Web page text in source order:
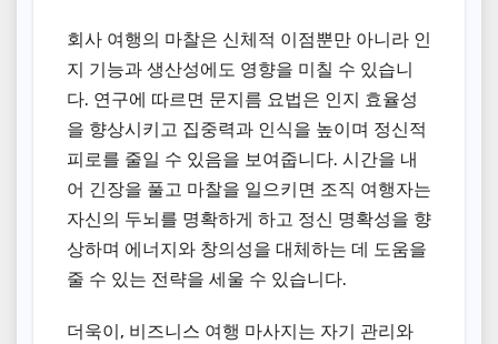
회사 여행의 마찰은 신체적 이점뿐만 아니라 인
지 기능과 생산성에도 영향을 미칠 수 있습니
다. 연구에 따르면 문지름 요법은 인지 효율성
을 향상시키고 집중력과 인식을 높이며 정신적
피로를 줄일 수 있음을 보여줍니다. 시간을 내
어 긴장을 풀고 마찰을 일으키면 조직 여행자는
자신의 두뇌를 명확하게 하고 정신 명확성을 향
상하며 에너지와 창의성을 대체하는 데 도움을
줄 수 있는 전략을 세울 수 있습니다.
더욱이, 비즈니스 여행 마사지는 자기 관리와